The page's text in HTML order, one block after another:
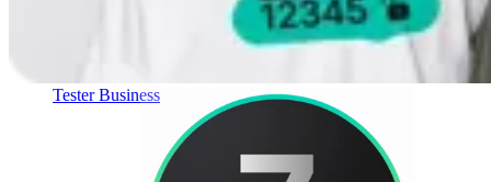
Tester Business